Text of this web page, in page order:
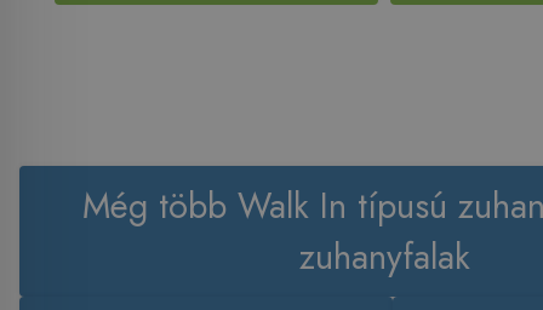
Még több Walk In típusú
zuhanyfalak